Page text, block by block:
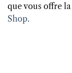
que vous offre la
Shop.